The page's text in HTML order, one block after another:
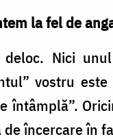
la fel de
Nici
vostru
întâmplă”.
încercare în